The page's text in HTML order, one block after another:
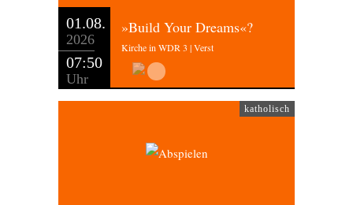
01.08.
2026
07:50
Uhr
»Build Your Dreams«?
Kirche in WDR 3 | Verst
katholisch